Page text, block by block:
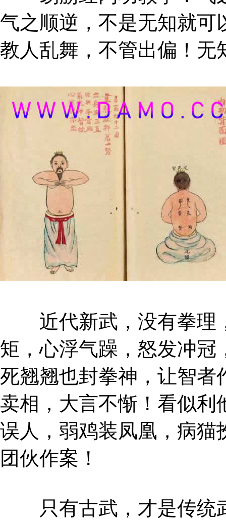
气之顺逆，不是无知就可
教人乱舞，不管出偏！无
近代新武，没有拳理
矩，心浮气躁，怒发冲冠
死翘翘也封拳神，让智者
卖相，大言不惭！看似利
误人，弱鸡装凤凰，病猫
团伙作案！
只有古武，才是传统